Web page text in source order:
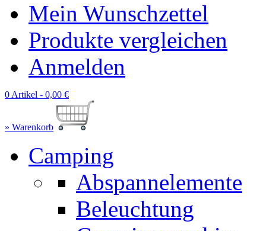
Mein Wunschzettel
Produkte vergleichen
Anmelden
0 Artikel - 0,00 €
» Warenkorb
Camping
Abspannelemente
Beleuchtung